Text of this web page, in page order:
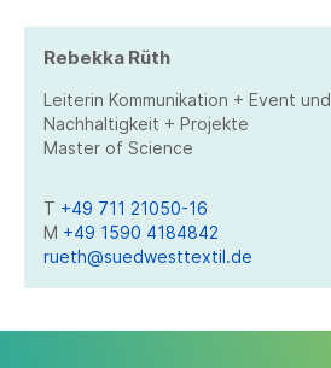
Rebekka Rüth
Leiterin Kommunikation + Event und
Nachhaltigkeit + Projekte
Master of Science
T +49 711 21050-16
M +49 1590 4184842
rueth@suedwesttextil.de